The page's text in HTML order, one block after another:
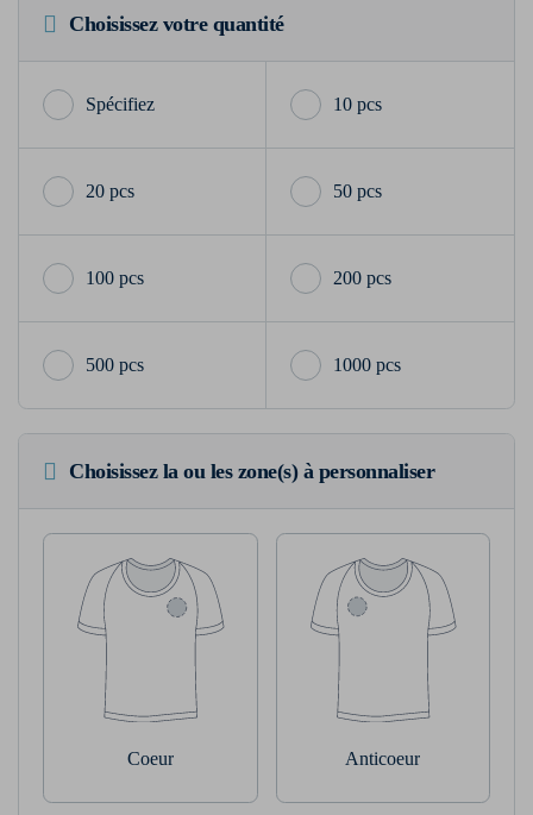
Choisissez votre quantité
10 pcs
20 pcs 50 pcs
100 pcs 200 pcs
500 pcs 1000 pcs
Choisissez la ou les zone(s) à personnaliser
Coeur Anticoeur